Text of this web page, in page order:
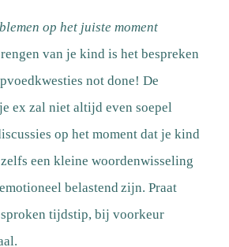
op het juiste moment
van je kind is het bespreken
not done! De
ex zal niet altijd even soepel
op het moment dat je kind
een kleine woordenwisseling
belastend zijn. Praat
tijdstip, bij voorkeur